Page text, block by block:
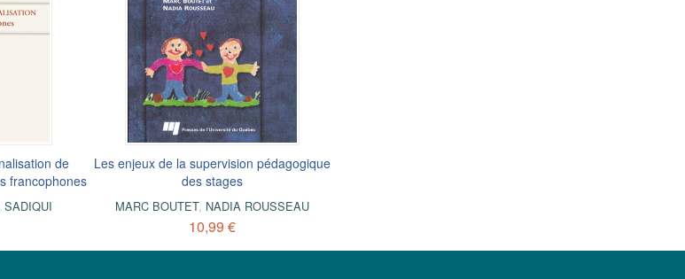
de
francophones
SADIQUI
Les enjeux de la supervision pédagogique
des stages
MARC BOUTET, NADIA ROUSSEAU
10,99 €